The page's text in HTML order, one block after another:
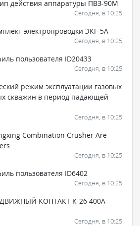
действия аппаратуры ПВЗ-90М
Сегодня, в 10:25
электропроводки ЭКГ-5А
Сегодня, в 10:25
пользователя ID20433
Сегодня, в 10:25
режим эксплуатации газовых
скважин в период падающей
Сегодня, в 10:25
Combination Crusher Are
Сегодня, в 10:25
пользователя ID6402
Сегодня, в 10:25
КОНТАКТ К-26 400А
Сегодня, в 10:25